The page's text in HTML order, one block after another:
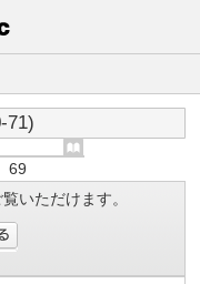
71)
69
いただけます。